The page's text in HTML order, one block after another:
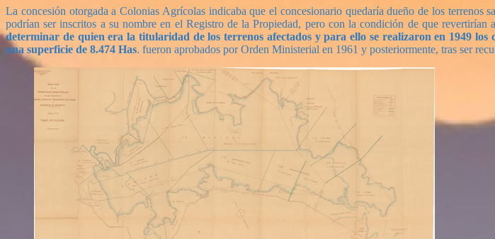
La concesión otorgada a Colonias Agrícolas indicaba que el concesionario quedaría dueño de los terrenos
podrían ser inscritos a su nombre en el Registro de la Propiedad, pero con la condición de que revertirían
determinar de quien era la titularidad de los terrenos afectados y para ello se realizaron en 1949
una superficie de 8.474 Has. fueron aprobados por Orden Ministerial en 1961 y posteriormente, tras ser